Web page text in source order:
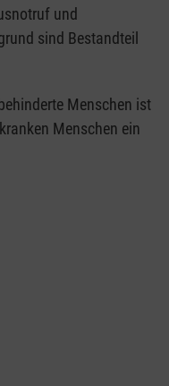
und
sind Bestandteil
Menschen ist
Menschen ein